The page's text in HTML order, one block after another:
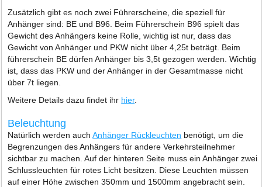
Zusätzlich gibt es noch zwei Führerscheine, die speziell für
Anhänger sind: BE und B96. Beim Führerschein B96 spielt das
Gewicht des Anhängers keine Rolle, wichtig ist nur, dass das
Gewicht von Anhänger und PKW nicht über 4,25t beträgt. Beim
führerschein BE dürfen Anhänger bis 3,5t gezogen werden. Wichtig
ist, dass das PKW und der Anhänger in der Gesamtmasse nicht
über 7t liegen.
Weitere Details dazu findet ihr hier.
Beleuchtung
Natürlich werden auchAnhänger Rückleuchten benötigt, um die
Begrenzungen des Anhängers für andere Verkehrsteilnehmer
sichtbar zu machen. Auf der hinteren Seite muss ein Anhänger zwei
Schlussleuchten für rotes Licht besitzen. Diese Leuchten müssen
auf einer Höhe zwischen 350mm und 1500mm angebracht sein.